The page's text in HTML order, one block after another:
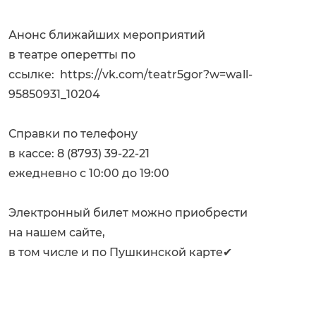
Анонс ближайших мероприятий
в театре оперетты по
ссылке: https://vk.com/teatr5gor?w=wall-
95850931_10204
Справки по телефону
в кассе: 8 (8793) 39-22-21
ежедневно с 10:00 до 19:00
Электронный билет можно приобрести
на нашем сайте,
в том числе и по Пушкинской карте✔